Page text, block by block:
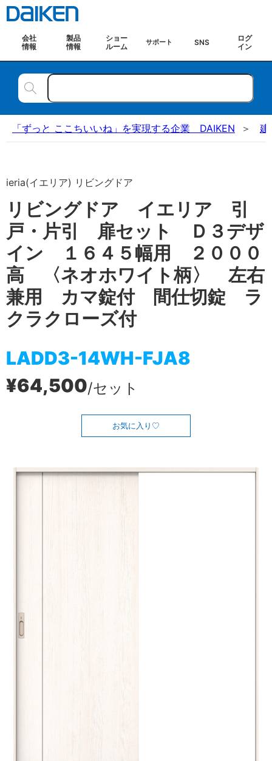
会社
情報
製品
情報
ショー
ルーム
サポート SNS
ログ
イン
「ずっと ここちいいね」を実現する企業 DAIKEN 建
ieria(イエリア) リビングドア
リビングドア イエリア 引
戸・片引 扉セット Ｄ３デザ
イン １６４５幅用 ２０００
高 〈ネオホワイト柄〉 左右
兼用 カマ錠付 間仕切錠 ラ
クラクローズ付
LADD3-14WH-FJA8
¥64,500/セット
お気に入り